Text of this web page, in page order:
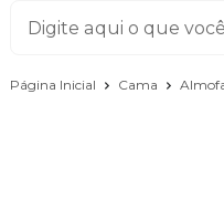
Página Inicial Cama